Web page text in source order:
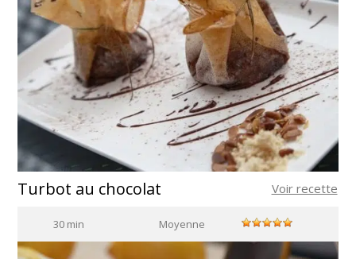
Turbot au chocolat Voir recette
30 min Moyenne